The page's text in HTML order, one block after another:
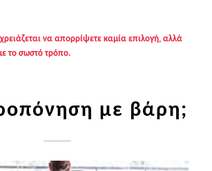
να απορρίψετε καμία επιλογή, αλλά
το σωστό τρόπο.
με βάρη;